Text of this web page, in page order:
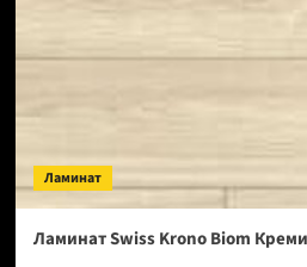
Ламинат
Ламинат Swiss Krono Biom